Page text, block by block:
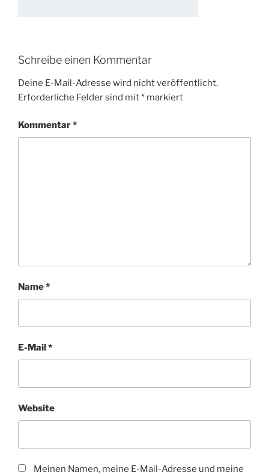
Schreibe einen Kommentar
Deine E-Mail-Adresse wird nicht veröffentlicht.
Erforderliche Felder sind mit* markiert
Kommentar*
Name*
E-Mail*
Website
Meinen Namen, meine E-Mail-Adresse und meine